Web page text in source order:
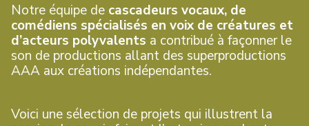
Notre équipe de cascadeurs vocaux, de
comédiens spécialisés en voix de créatures et
d’acteurs polyvalents a contribué à façonner le
son de productions allant des superproductions
AAA aux créations indépendantes.
Voici une sélection de projets qui illustrent la